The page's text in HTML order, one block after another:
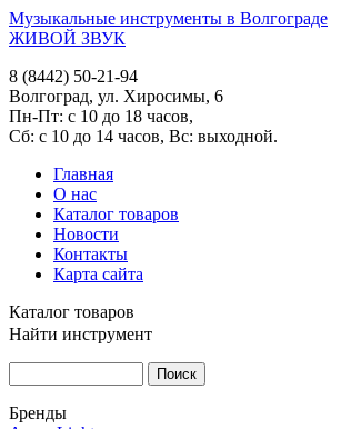
Музыкальные инструменты в Волгограде
ЖИВОЙ ЗВУК
8 (8442) 50-21-94
Волгоград, ул. Хиросимы, 6
Пн-Пт: с 10 до 18 часов,
Сб: с 10 до 14 часов, Вс: выходной.
Главная
О нас
Каталог товаров
Новости
Контакты
Карта сайта
Каталог товаров
Найти инструмент
Бренды